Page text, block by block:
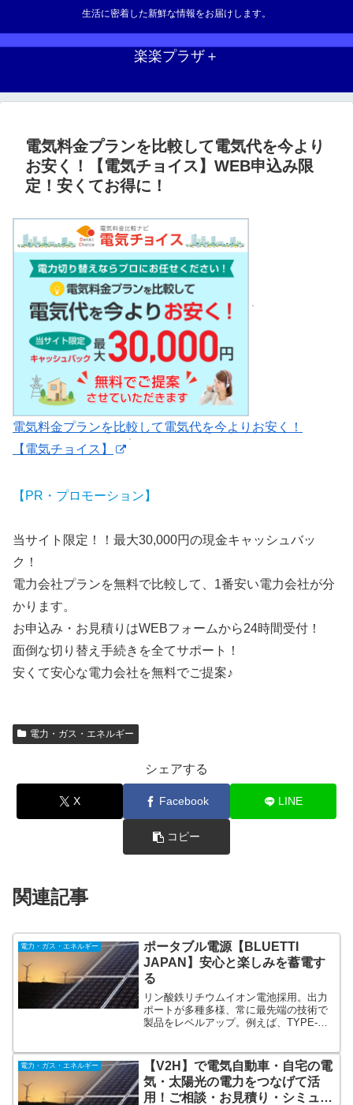
生活に密着した新鮮な情報をお届けします。
楽楽プラザ＋
電気料金プランを比較して電気代を今より
お安く！【電気チョイス】WEB申込み限
定！安くてお得に！
電気料金プランを比較して電気代を今よりお安く！
【電気チョイス】
【PR・プロモーション】
当サイト限定！！最大30,000円の現金キャッシュバッ
ク！
電力会社プランを無料で比較して、1番安い電力会社が分
かります。
お申込み・お見積りはWEBフォームから24時間受付！
面倒な切り替え手続きを全てサポート！
安くて安心な電力会社を無料でご提案♪
電力・ガス・エネルギー
シェアする
X Facebook LINE
コピー
関連記事
電力・ガス・エネルギー
ポータブル電源【BLUETTI
JAPAN】安心と楽しみを蓄電す
る
リン酸鉄リチウムイオン電池採用。出力
ポートが多種多様、常に最先端の技術で
製品をレベルアップ。例えば、TYPE-
採用で安全・安心。純正弦波で家電に優
しい。保証期間2年。キャンプ、車中泊、
防災に。
電力・ガス・エネルギー
【V2H】で電気自動車・自宅の電
気・太陽光の電力をつなげて活
用！ご相談・お見積り・シミュレ